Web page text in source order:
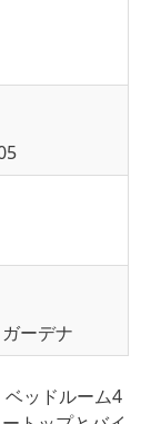
ーデナ
ッドルーム4